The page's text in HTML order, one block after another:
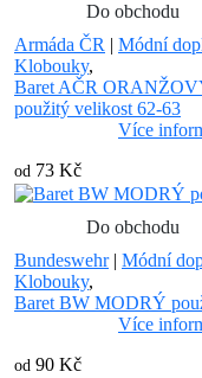
Do obchodu
Armáda ČR | Módní
Klobouky,
Baret AČR
použitý velikost 62-63
Více
od 73 Kč
Do obchodu
Bundeswehr| Módní
Klobouky,
Baret BW MODRÝ
Více
od 90 Kč